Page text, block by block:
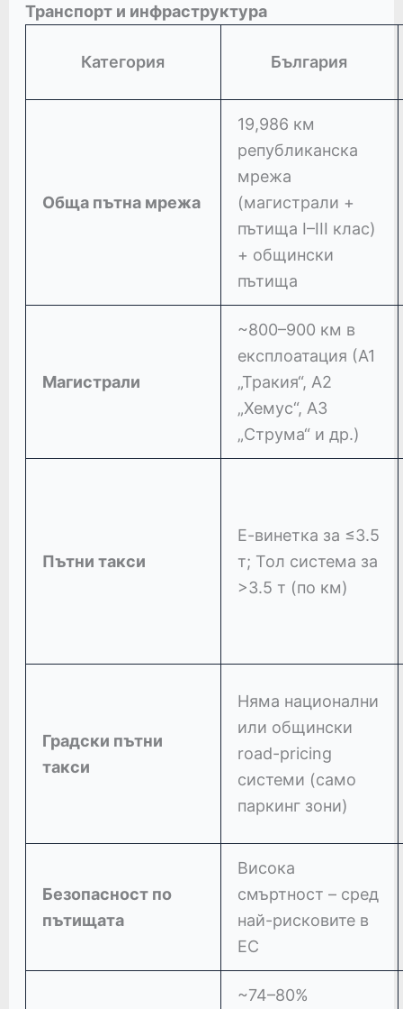
Транспорт и инфраструктура
Категория България
Обща пътна мрежа
19,986 км
републиканска
мрежа
(магистрали +
пътища I–III клас)
+ общински
пътища
Магистрали
~800–900 км в
експлоатация (А1
„Тракия“, А2
„Хемус“, А3
„Струма“ и др.)
Пътни такси
Е-винетка за ≤3.5
т; Тол система за
>3.5 т (по км)
Градски пътни
такси
Няма национални
или общински
road-pricing
системи (само
паркинг зони)
Безопасност по
пътищата
Висока
смъртност – сред
най-рисковите в
ЕС
~74–80%